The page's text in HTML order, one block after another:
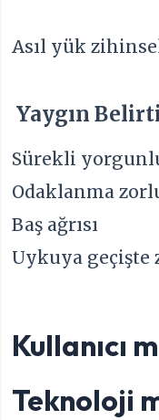
Asıl yük
Yaygın
Sürekli
Odaklanma
Baş ağrısı
Uykuya geçişte
Kullanıcı
Teknoloji